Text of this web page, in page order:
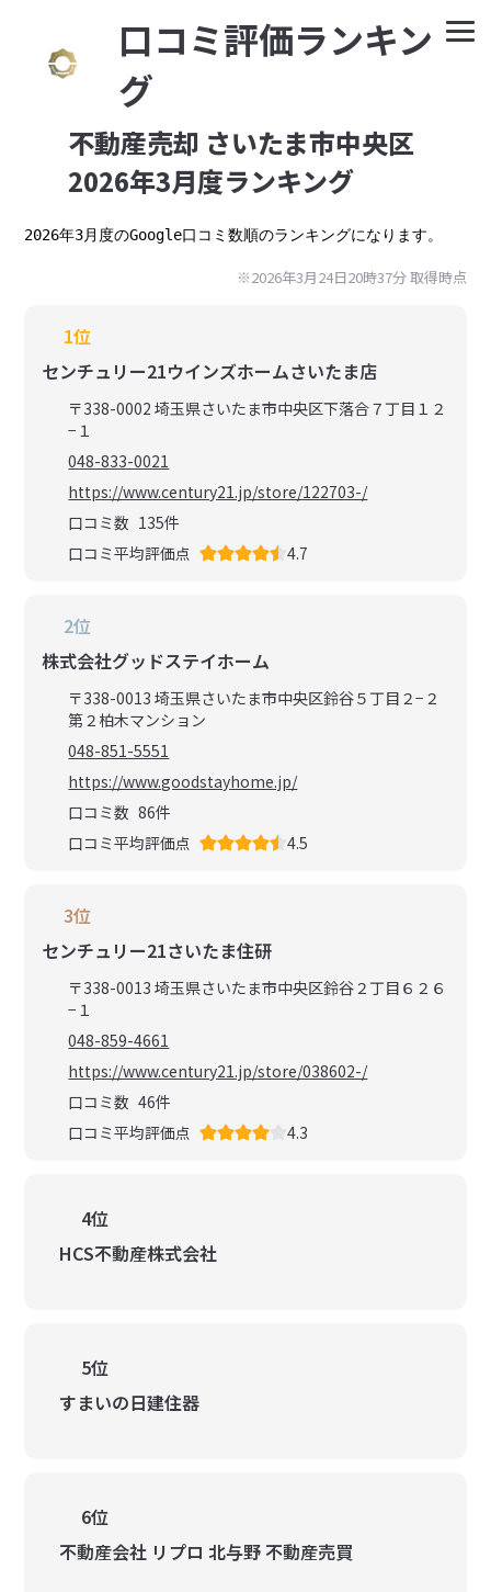
⼝コミ評価ランキン
グ
不動産売却 さいたま市中央区
2026年3月度ランキング
2026年3月度のGoogle口コミ数順のランキングになります。
※2026年3月24日20時37分 取得時点
1位
センチュリー21ウインズホームさいたま店
〒338-0002 埼玉県さいたま市中央区下落合７丁目１２
−１
048-833-0021
https://www.century21.jp/store/122703-/
口コミ数 135件
口コミ平均評価点
4.7
2位
株式会社グッドステイホーム
〒338-0013 埼玉県さいたま市中央区鈴谷５丁目２−２
第２柏木マンション
048-851-5551
https://www.goodstayhome.jp/
口コミ数 86件
口コミ平均評価点
4.5
3位
センチュリー21さいたま住研
〒338-0013 埼玉県さいたま市中央区鈴谷２丁目６２６
−１
048-859-4661
https://www.century21.jp/store/038602-/
口コミ数 46件
口コミ平均評価点
4.3
4位
HCS不動産株式会社
5位
すまいの日建住器
6位
不動産会社 リプロ 北与野 不動産売買